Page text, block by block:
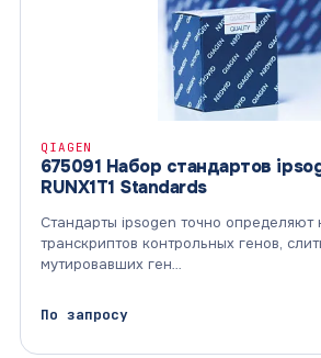
QIAGEN
675091 Набор стандартов
RUNX1T1 Standards
Стандарты ipsogen точно определяют
транскриптов контрольных генов,
мутировавших ген…
По запросу